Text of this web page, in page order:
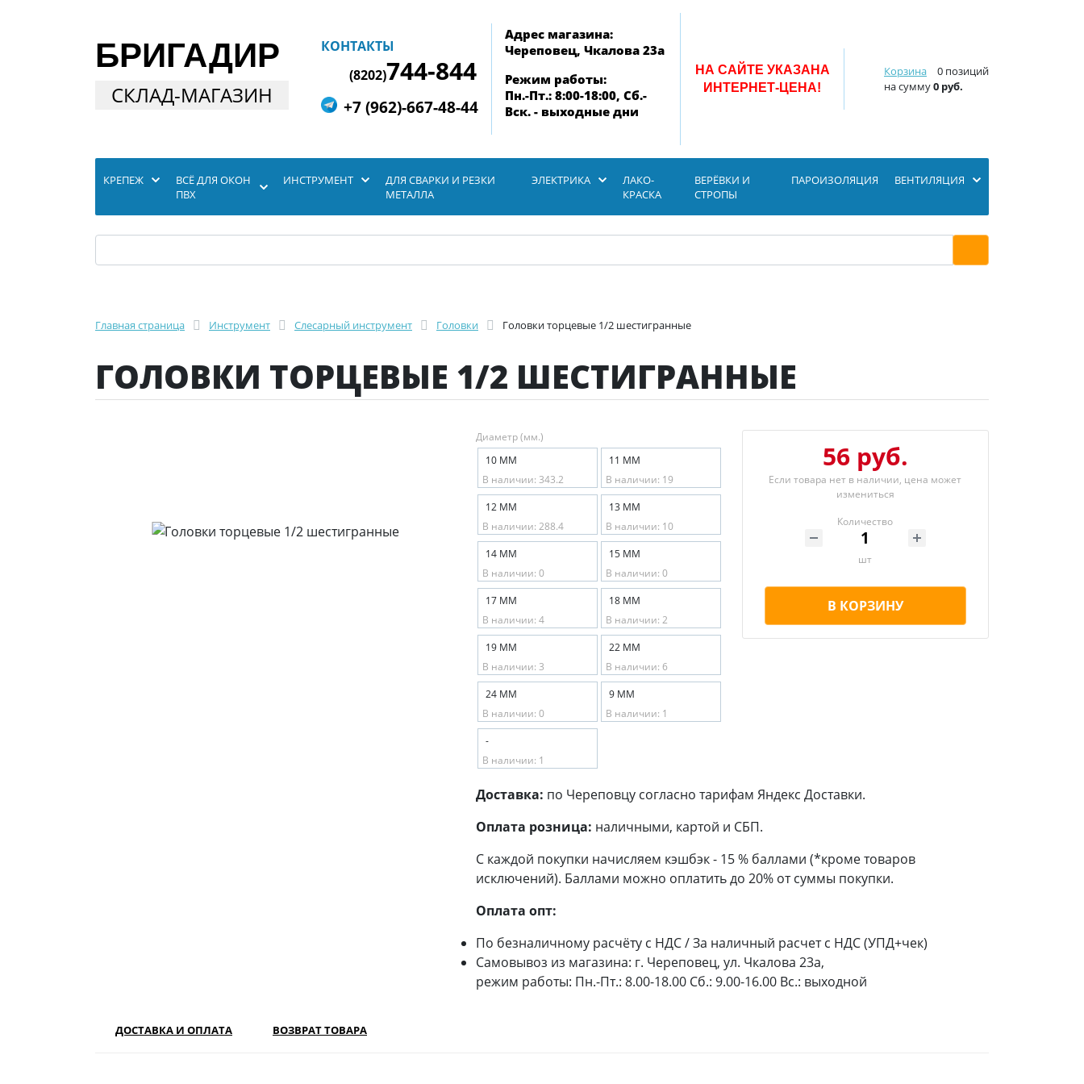
БРИГАДИР
СКЛАД-МАГАЗИН
Корзина
0 позиций
на сумму0 руб.
КОНТАКТЫ
(8202)744-844
+7 (962)-667-48-44
Адрес магазина:
Череповец, Чкалова 23а
Режим работы:
Пн.-Пт.: 8:00-18:00, Сб.-
Вск. - выходные дни
НА САЙТЕ УКАЗАНА
ИНТЕРНЕТ-ЦЕНА!
КРЕПЕЖ
ВСЁ ДЛЯ ОКОН
ПВХ
ИНСТРУМЕНТ
ДЛЯ СВАРКИ И РЕЗКИ
МЕТАЛЛА
ЭЛЕКТРИКА
ЛАКО-
КРАСКА
ВЕРЁВКИ И
СТРОПЫ
ПАРОИЗОЛЯЦИЯ ВЕНТИЛЯЦИЯ
Главная страница Инструмент Слесарный инструмент Головки Головки торцевые 1/2 шестигранные
ГОЛОВКИ ТОРЦЕВЫЕ 1/2 ШЕСТИГРАННЫЕ
Диаметр (мм.)
10 ММ
В наличии: 343.2
11 ММ
В наличии: 19
12 ММ
В наличии: 288.4
13 ММ
В наличии: 10
14 ММ
В наличии: 0
15 ММ
В наличии: 0
17 ММ
В наличии: 4
18 ММ
В наличии: 2
19 ММ
В наличии: 3
22 ММ
В наличии: 6
24 ММ
В наличии: 0
9 ММ
В наличии: 1
-
В наличии: 1
56 руб.
Если товара нет в наличии, цена может
измениться
Количество
шт
В КОРЗИНУ
Доставка: по Череповцу согласно тарифам Яндекс Доставки.
Оплата розница: наличными, картой и СБП.
С каждой покупки начисляем кэшбэк - 15 % баллами (*кроме товаров
исключений). Баллами можно оплатить до 20% от суммы покупки.
Оплата опт:
По безналичному расчёту с НДС / За наличный расчет с НДС (УПД+чек)
Самовывоз из магазина: г. Череповец, ул. Чкалова 23а,
режим работы: Пн.-Пт.: 8.00-18.00 Сб.: 9.00-16.00 Вс.: выходной
ДОСТАВКА И ОПЛАТА ВОЗВРАТ ТОВАРА